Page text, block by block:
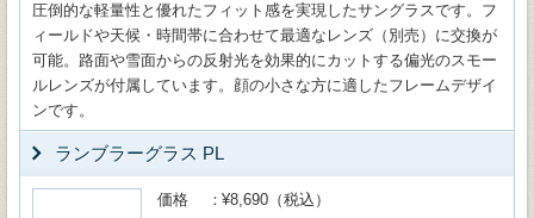
圧倒的な軽量性と優れたフィット感を実現したサングラスです。フ
ィールドや天候・時間帯に合わせて最適なレンズ（別売）に交換が
可能。路面や雪面からの反射光を効果的にカットする偏光のスモー
ルレンズが付属しています。顔の小さな方に適したフレームデザイ
ンです。
ランブラーグラス PL
価格
¥8,690（税込）